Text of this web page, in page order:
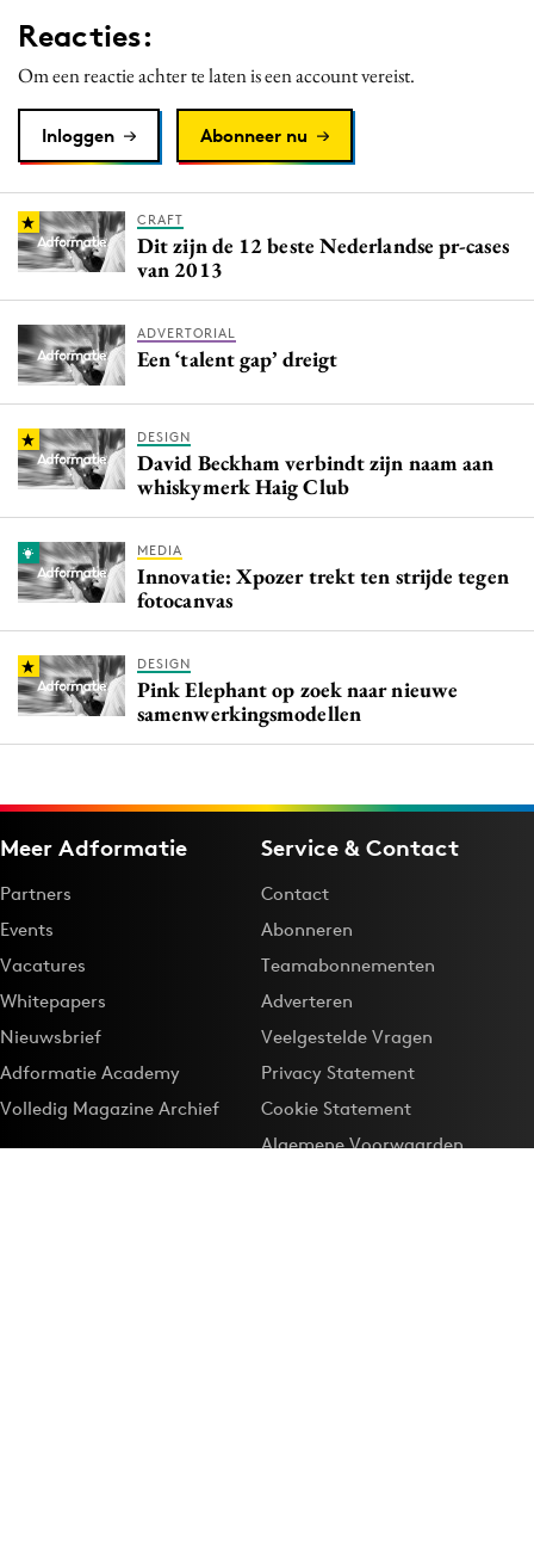
Merkstrategie
Purpose Marketing
Reputatie & crisis
Reacties:
Om een reactie achter te laten is een account vereist.
Inloggen Abonneer nu
CRAFT
Dit zijn de 12 beste Nederlandse pr-cases
van 2013
ADVERTORIAL
Een ‘talent gap’ dreigt
DESIGN
David Beckham verbindt zijn naam aan
whiskymerk Haig Club
MEDIA
Innovatie: Xpozer trekt ten strijde tegen
fotocanvas
DESIGN
Pink Elephant op zoek naar nieuwe
samenwerkingsmodellen
Meer Adformatie
Partners
Events
Vacatures
Whitepapers
Nieuwsbrief
Adformatie Academy
Volledig Magazine Archief
Service & Contact
Contact
Abonneren
Teamabonnementen
Adverteren
Veelgestelde Vragen
Privacy Statement
Cookie Statement
Algemene Voorwaarden